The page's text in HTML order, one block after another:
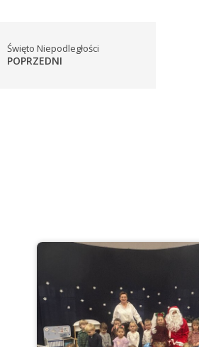
Święto Niepodległości
POPRZEDNI